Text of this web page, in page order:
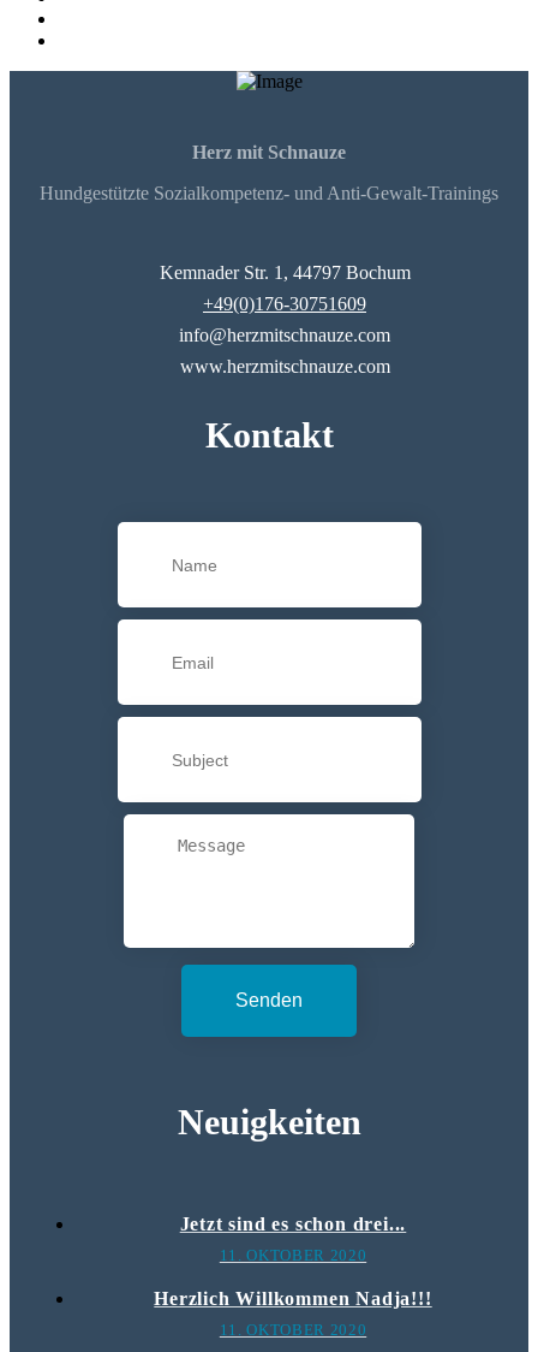
Herz mit Schnauze
Hundgestützte Sozialkompetenz- und Anti-Gewalt-Trainings
Kemnader Str. 1, 44797 Bochum
+49(0)176-30751609
info@herzmitschnauze.com
www.herzmitschnauze.com
Kontakt
Senden
Neuigkeiten
Jetzt sind es schon drei...
11. OKTOBER 2020
Herzlich Willkommen Nadja!!!
11. OKTOBER 2020